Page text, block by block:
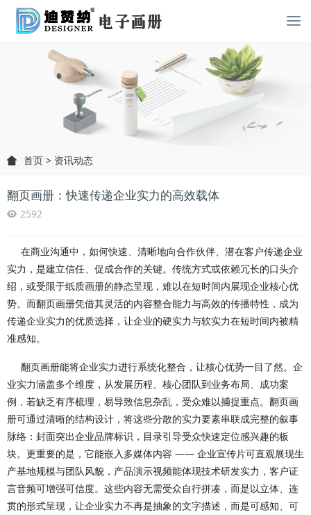
首页 > 资讯动态
翻页画册：快速传递企业实力的高效载体
2592
在商业沟通中，如何快速、清晰地向合作伙伴、潜在客户传递企业
实力，是建立信任、促成合作的关键。传统方式或依赖冗长的口头介
绍，或受限于纸质画册的静态呈现，难以在短时间内展现企业核心优
势。而翻页画册凭借其灵活的内容整合能力与高效的传播特性，成为
传递企业实力的优质选择，让企业的硬实力与软实力在短时间内被精
准感知。
翻页画册能将企业实力进行系统化整合，让核心优势一目了然。企
业实力涵盖多个维度，从发展历程、核心团队到业务布局、成功案
例，若缺乏有序梳理，易导致信息杂乱，受众难以捕捉重点。翻页画
册可通过清晰的结构设计，将这些分散的实力要素串联成完整的叙事
脉络：封面突出企业品牌标识，目录引导受众快速定位感兴趣的板
块。更重要的是，它能嵌入多媒体内容 —— 企业宣传片可直观展现生
产基地规模与团队风貌，产品演示视频能体现技术研发实力，客户证
言音频可增强可信度。这些内容无需受众自行拼凑，而是以立体、连
贯的形式呈现，让企业实力不再是抽象的文字描述，而是可感知、可